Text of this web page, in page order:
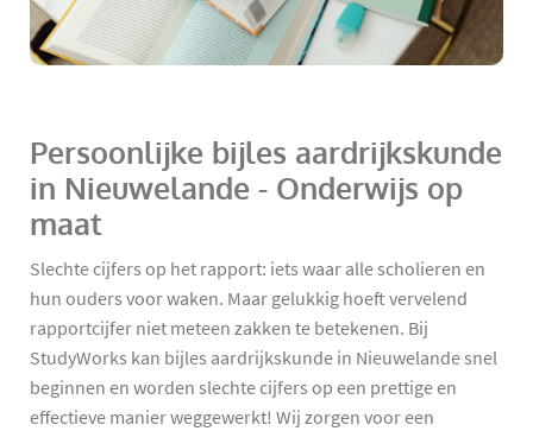
Persoonlijke bijles aardrijkskunde
in Nieuwelande - Onderwijs op
maat
Slechte cijfers op het rapport: iets waar alle scholieren en
hun ouders voor waken. Maar gelukkig hoeft vervelend
rapportcijfer niet meteen zakken te betekenen. Bij
StudyWorks kan bijles aardrijkskunde in Nieuwelande snel
beginnen en worden slechte cijfers op een prettige en
effectieve manier weggewerkt! Wij zorgen voor een